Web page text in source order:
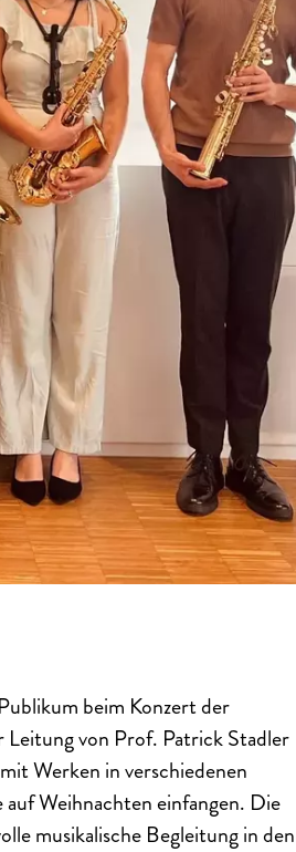
beim Konzert der
von Prof. Patrick Stadler
Werken in verschiedenen
Weihnachten einfangen. Die
musikalische Begleitung in den